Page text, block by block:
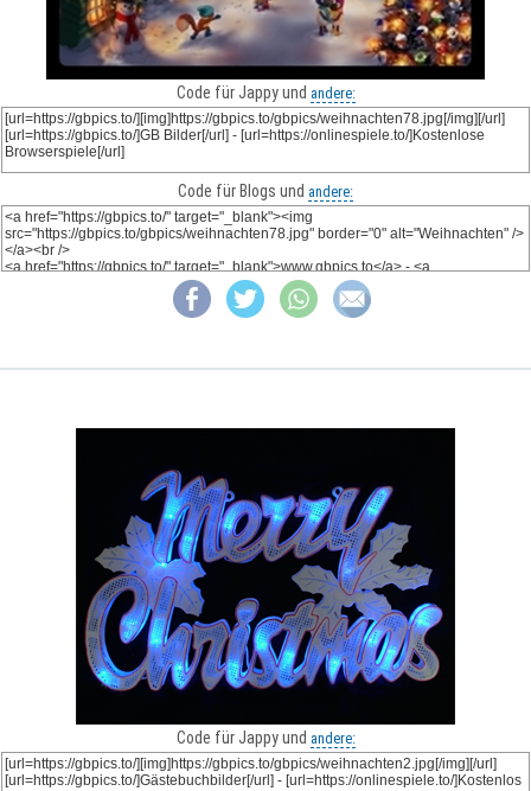
Code für Jappy und andere:
Code für Blogs und andere:
Code für Jappy und andere: